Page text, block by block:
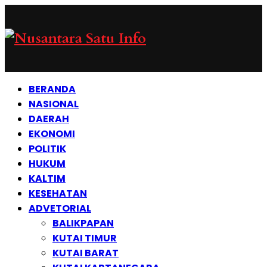
BERANDA
NASIONAL
DAERAH
EKONOMI
POLITIK
HUKUM
KALTIM
KESEHATAN
ADVETORIAL
BALIKPAPAN
KUTAI TIMUR
KUTAI BARAT